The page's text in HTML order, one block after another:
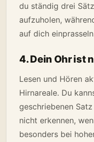
du ständig drei
aufzuholen,
auf dich
4. Dein Ohr ist
Lesen und Hören
Hirnareale. Du
geschriebenen
nicht erkennen,
besonders bei